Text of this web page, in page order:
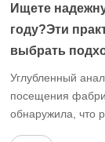
Ищете
году?Эти
выбрать
Углубленный
посещения
обнаружила, что